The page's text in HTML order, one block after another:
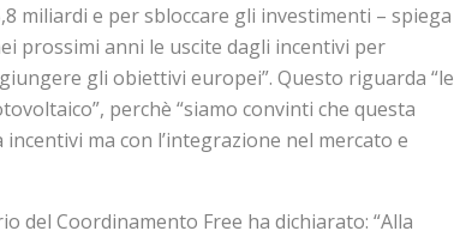
miliardi e per sbloccare gli investimenti – spiega
prossimi anni le uscite dagli incentivi per
gli obiettivi europei”. Questo riguarda “le
perchè “siamo convinti che questa
ma con l’integrazione nel mercato e
del Coordinamento Free ha dichiarato: “Alla